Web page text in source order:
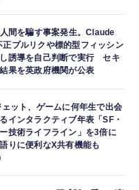
間を騙す事案発生。Claude
プルリクや標的型フィッシン
誘導を自己判断で実行 セキ
果を英政府機関が公表
ット、ゲームに何年生で出会
インタラクティブ年表「SF・
技術ライフライン」を3倍に
りに便利なX共有機能も